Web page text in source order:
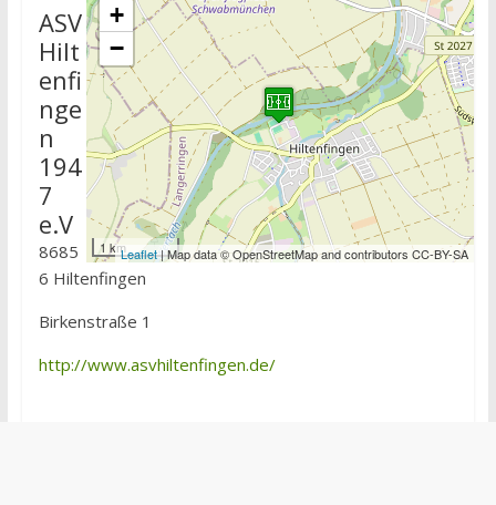
+
−
1 kmLeaflet| Map data © OpenStreetMap and contributors CC-BY-SA
ASV
Hilt
enfi
nge
n
194
7
e.V
8685
6 Hiltenfingen
Birkenstraße 1
http://www.asvhiltenfingen.de/